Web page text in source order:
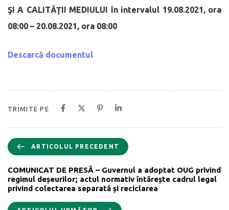
ŞI A CALITĂŢII MEDIULUI în intervalul 19.08.2021, ora
08:00 – 20.08.2021, ora 08:00
Descarcă documentul
TRIMITE PE
ARTICOLUL PRECEDENT
COMUNICAT DE PRESĂ – Guvernul a adoptat OUG privind
regimul deșeurilor; actul normativ întărește cadrul legal
privind colectarea separată și reciclarea